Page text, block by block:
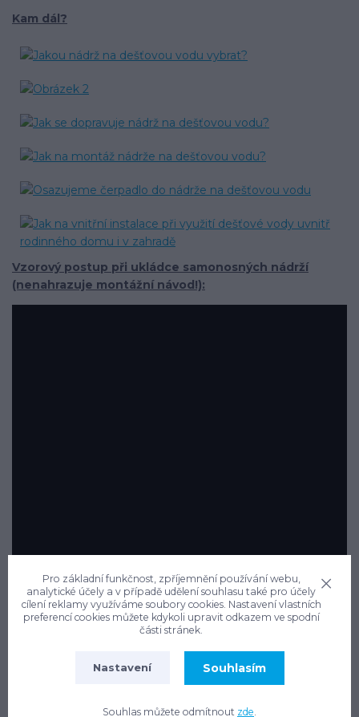
Kam dál?
Vzorový postup při ukládce samonosných nádrží
(nenahrazuje montážní návod!):
Pozn: Rozměry výkopu uvedeného ve videu jsou pouze
ilustrační. Pro každou nádrž platí jiný rozměr. Uvažujte vždy
půdorysný rozměr konkrétní nádrže + 300-500 mm po
Pro základní funkčnost, zpříjemnění používání webu,
analytické účely a v případě udělení souhlasu také pro účely
cílení reklamy využíváme soubory cookies. Nastavení vlastních
preferencí cookies můžete kdykoli upravit odkazem ve spodní
části stránek.
Nastavení Souhlasím
Souhlas můžete odmítnout zde.